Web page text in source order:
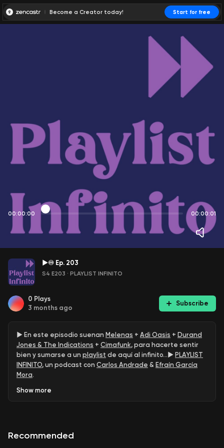
Become a Creator today! Start for free
00:00:00 00:00:01
►♾ Ep. 203
S4 E203 · PLAYLIST INFINITO
0 Plays
3 months ago
Subscribe
► En este episodio suenan ⁠⁠⁠⁠⁠ Melenas + Adi Oasis ⁠+ ⁠⁠⁠⁠⁠⁠ Durand
Jones & The Indications + ⁠⁠⁠⁠⁠⁠⁠ Cimafunk⁠⁠, para hacerte sentir
bien y sumarse a un ⁠⁠⁠playlist⁠⁠⁠ de aquí al infinito...► ⁠⁠⁠PLAYLIST
INFINITO⁠⁠⁠, un podcast con ⁠⁠ ⁠⁠⁠Carlos Andrade⁠⁠⁠⁠⁠ & ⁠⁠ ⁠⁠⁠Efraín García
Mora⁠⁠⁠⁠⁠.
Show more
Recommended